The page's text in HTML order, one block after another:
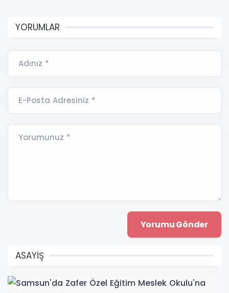
YORUMLAR
Adınız *
E-Posta Adresiniz *
Yorumunuz *
ASAYİŞ